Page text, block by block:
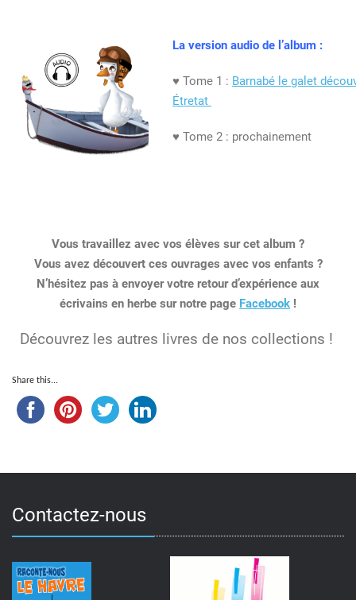
La version audio de l’album :
♥ Tome 1 : Barnabé le galet
Étretat
♥ Tome 2 : prochainement
Vous travaillez avec vos élèves sur cet album ?
Vous avez découvert ces ouvrages avec vos enfants ?
N’hésitez pas à envoyer votre retour d’expérience aux
écrivains en herbe sur notre page Facebook !
Découvrez les autres livres de nos collections !
Share this...
Contactez-nous